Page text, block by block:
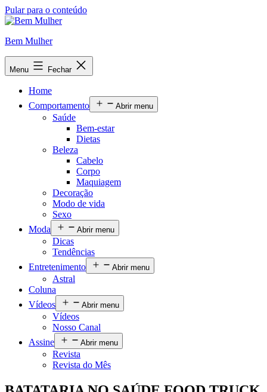
Pular para o conteúdo
Bem Mulher
Menu Fechar
Home
Comportamento
Abrir menu
Saúde
Bem-estar
Dietas
Beleza
Cabelo
Corpo
Maquiagem
Decoração
Modo de vida
Sexo
Moda
Abrir menu
Dicas
Tendências
Entretenimento
Abrir menu
Astral
Coluna
Vídeos
Abrir menu
Vídeos
Nosso Canal
Assine
Abrir menu
Revista
Revista do Mês